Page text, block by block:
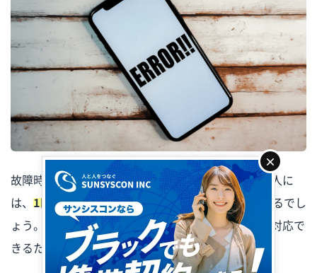
故障時の代替やお試し利用などで一時的に借りたい人に
は、 1日〜1か月単位でのレンタルプランが適しているでし
ょう。短期間のプランは急な予定の変更にも柔軟に対応で
きるため無駄な出費を抑えられます。
×